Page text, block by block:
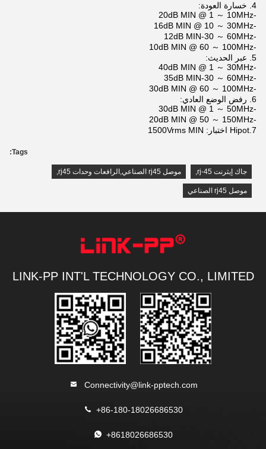
4. خسارة العودة:
-20dB MIN @ 1 ～ 10MHz
-16dB MIN @ 10 ～ 30MHz
-12dB MIN-30 ～ 60MHz
-10dB MIN @ 60 ～ 100MHz
5. عبر الحديث:
-40dB MIN @ 1 ～ 30MHz
-35dB MIN-30 ～ 60MHz
-30dB MIN @ 60 ～ 100MHz
6. رفض الوضع العادي:
-30dB MIN @ 1 ～ 50MHz
-20dB MIN @ 50 ～ 150MHz
7.Hipot اختبار: 1500Vrms MIN
Tags:
جاك إيثرنت rj-45 , موصل rj45 الصناعي,الرافعات وحدات rj45 ,
موصل rj45 الصناعي
LINK-PP INT'L TECHNOLOGY CO., LIMITED
Connectivity@link-pptech.com
+86-180-18026686530
+8618026686530